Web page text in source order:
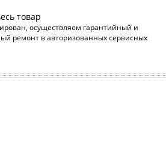
товар
осуществляем гарантийный и
ремонт в авторизованных сервисных